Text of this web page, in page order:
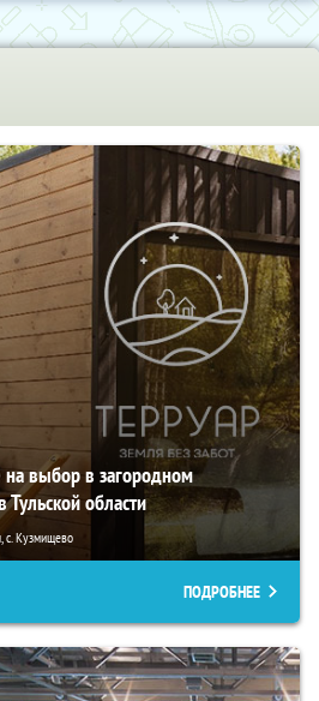
выбор в загородном
области
с. Кузмищево
ПОДРОБНЕЕ